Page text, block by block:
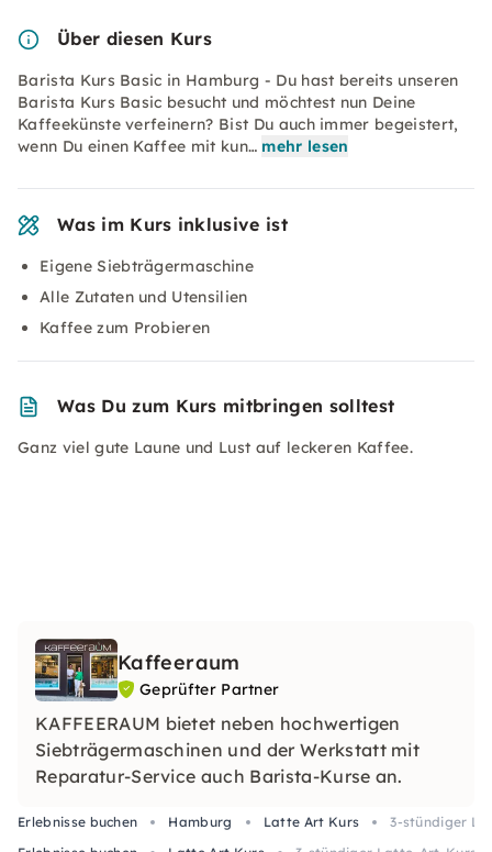
Über diesen Kurs
Barista Kurs Basic in Hamburg - Du hast bereits unseren
Barista Kurs Basic besucht und möchtest nun Deine
Kaffeekünste verfeinern? Bist Du auch immer begeistert,
wenn Du einen Kaffee mit kun… mehr lesen
Was im Kurs inklusive ist
Eigene Siebträgermaschine
Alle Zutaten und Utensilien
Kaffee zum Probieren
Was Du zum Kurs mitbringen solltest
Ganz viel gute Laune und Lust auf leckeren Kaffee.
Kaffeeraum
Geprüfter Partner
KAFFEERAUM bietet neben hochwertigen
Siebträgermaschinen und der Werkstatt mit
Reparatur-Service auch Barista-Kurse an.
Erlebnisse buchen Hamburg Latte Art Kurs
3-stündiger